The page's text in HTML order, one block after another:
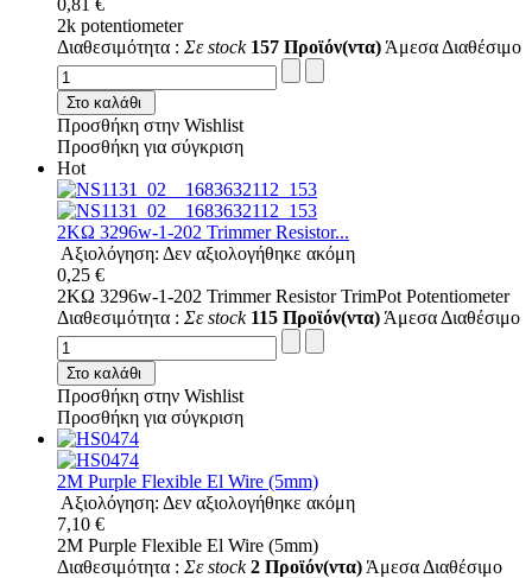
2k potentiometer
Διαθεσιμότητα : Σε stock 157 Προϊόν(ντα) Άμεσα Διαθέσιμο
Στο καλάθι
Προσθήκη στην Wishlist
Προσθήκη για σύγκριση
Hot
2KΩ 3296w-1-202 Trimmer Resistor...
Αξιολόγηση: Δεν αξιολογήθηκε ακόμη
0,25 €
2KΩ 3296w-1-202 Trimmer Resistor TrimPot Potentiometer
Διαθεσιμότητα : Σε stock 115 Προϊόν(ντα) Άμεσα Διαθέσιμο
Στο καλάθι
Προσθήκη στην Wishlist
Προσθήκη για σύγκριση
2M Purple Flexible El Wire (5mm)
Αξιολόγηση: Δεν αξιολογήθηκε ακόμη
7,10 €
2M Purple Flexible El Wire (5mm)
Διαθεσιμότητα : Σε stock 2 Προϊόν(ντα) Άμεσα Διαθέσιμο